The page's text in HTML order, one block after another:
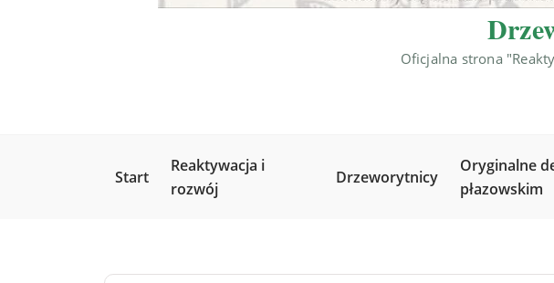
Oficjalna strona
Start
Reaktywacja i
rozwój
Drzeworytnicy
Oryginalne
płazowskim